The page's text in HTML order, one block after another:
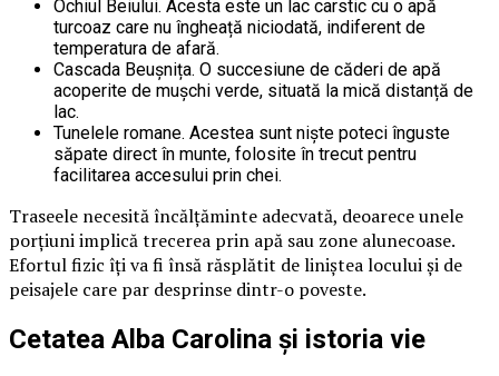
Ochiul Beiului. Acesta este un lac carstic cu o apă
turcoaz care nu îngheață niciodată, indiferent de
temperatura de afară.
Cascada Beușnița. O succesiune de căderi de apă
acoperite de mușchi verde, situată la mică distanță de
lac.
Tunelele romane. Acestea sunt niște poteci înguste
săpate direct în munte, folosite în trecut pentru
facilitarea accesului prin chei.
Traseele necesită încălțăminte adecvată, deoarece unele
porțiuni implică trecerea prin apă sau zone alunecoase.
Efortul fizic îți va fi însă răsplătit de liniștea locului și de
peisajele care par desprinse dintr-o poveste.
Cetatea Alba Carolina și istoria vie